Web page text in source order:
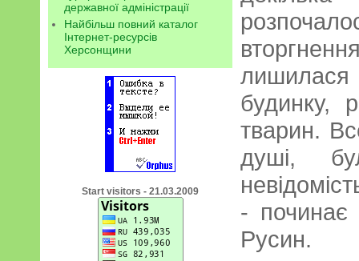
державної адміністрації
Найбільш повний каталог
Інтернет-ресурсів
Херсонщини
Start visitors - 21.03.2009
будинку,
тварин.
душі,
- починає
Русин.